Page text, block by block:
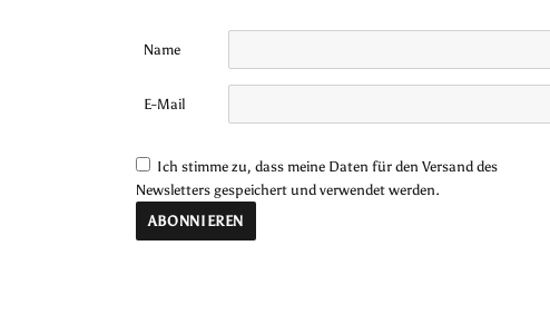
Name
E-Mail
Ich stimme zu, dass meine Daten für den Versand des
Newsletters gespeichert und verwendet werden.